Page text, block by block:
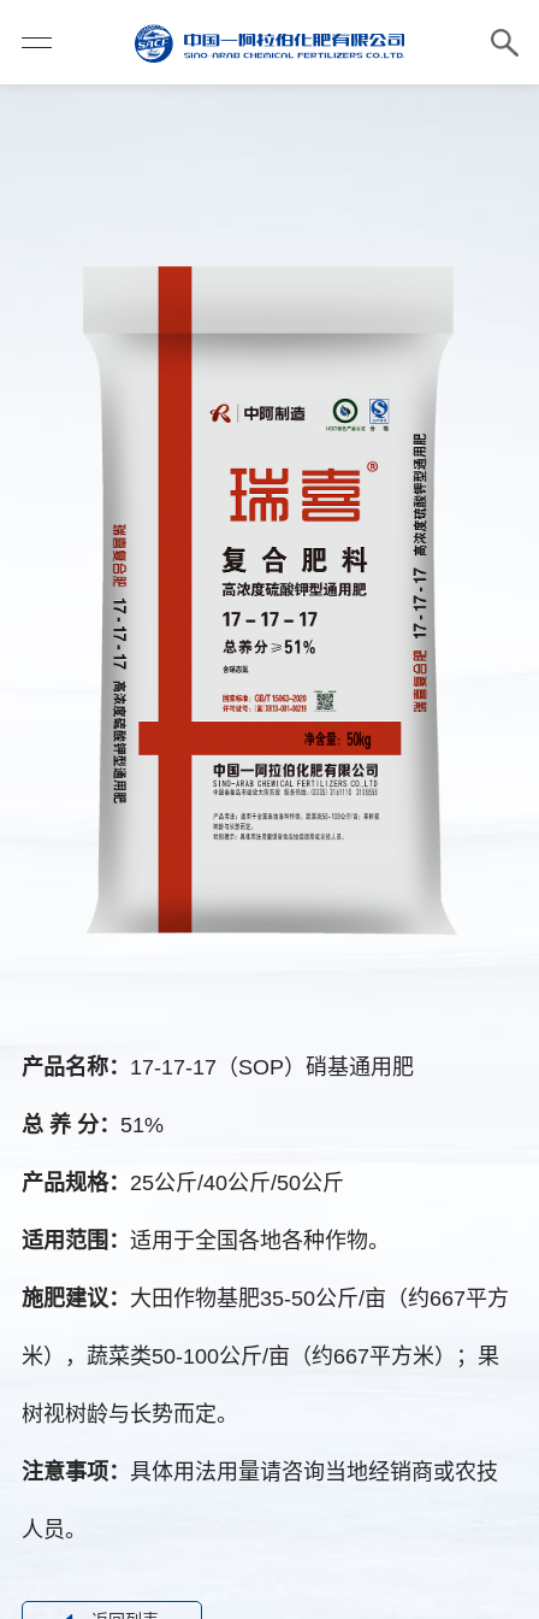
产品名称： 17-17-17（SOP）硝基通用肥
总 养 分： 51%
产品规格： 25公斤/40公斤/50公斤
适用范围： 适用于全国各地各种作物。
施肥建议： 大田作物基肥35-50公斤/亩（约667平方
米），蔬菜类50-100公斤/亩（约667平方米）；果
树视树龄与长势而定。
注意事项： 具体用法用量请咨询当地经销商或农技
人员。